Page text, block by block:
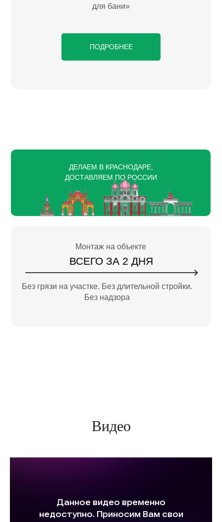
для бани»
ПОДРОБНЕЕ
ДЕЛАЕМ В КРАСНОДАРЕ,
ДОСТАВЛЯЕМ ПО РОССИИ
ВСЕГО ЗА 2 ДНЯ
Без грязи на участке. Без длительной стройки.
Без надзора
Монтаж на объекте
Видео